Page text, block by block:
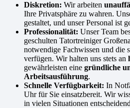
Diskretion: Wir arbeiten
Ihre Privatsphäre zu wahren.
gestaltet, und unser Personal ist
Professionalität: Unser Team
geschulten Tatortreiniger
notwendige Fachwissen und die
verfügen. Wir halten uns stets an
gewährleisten eine gründliche
Arbeitsausführung.
Schnelle Verfügbarkeit: In
Uhr für Sie einsatzbereit. Wir
in vielen Situationen